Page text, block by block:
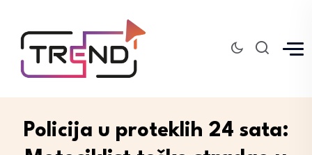
Policija u proteklih 24 sata: